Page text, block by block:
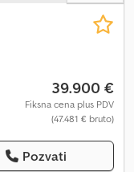
39.900 €
Fiksna cena plus PDV
(47.481 € bruto)
Pozvati